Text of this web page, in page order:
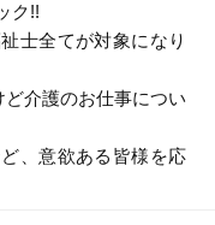
ク!!
士全てが対象になり
介護のお仕事につい
、意欲ある皆様を応